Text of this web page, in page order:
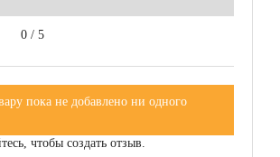
0 / 5
пока не добавлено ни одного
чтобы создать отзыв.